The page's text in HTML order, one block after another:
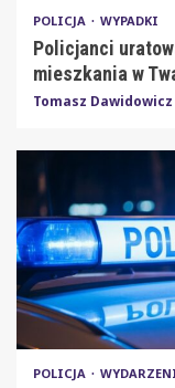
POLICJA WYPADKI
Policjanci
mieszkania w
Tomasz Dawidowicz
POLICJA